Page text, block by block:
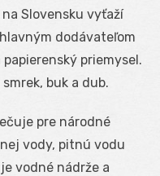
na Slovensku vyťaží
dodávateľom
priemysel.
buk a dub.
pre národné
vody, pitnú vodu
vodné nádrže a